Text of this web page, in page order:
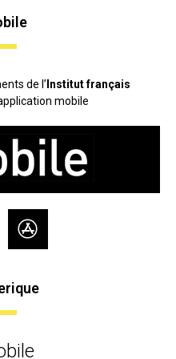
de l’Institut français
mobile